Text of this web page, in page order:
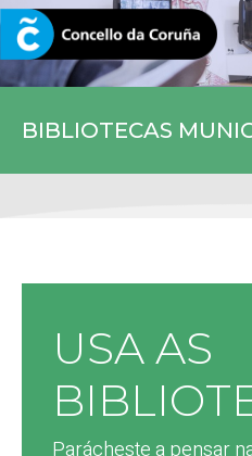
BIBLIOTECAS
CORUNA.GAL
USA AS
Parácheste a pensar